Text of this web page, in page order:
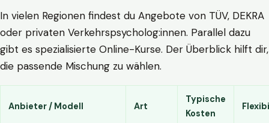
In vielen Regionen findest du Angebote von TÜV, DEKRA
oder privaten Verkehrspsycholog:innen. Parallel dazu
gibt es spezialisierte Online-Kurse. Der Überblick hilft dir,
die passende Mischung zu wählen.
Anbieter / Modell Art
Typische
Kosten